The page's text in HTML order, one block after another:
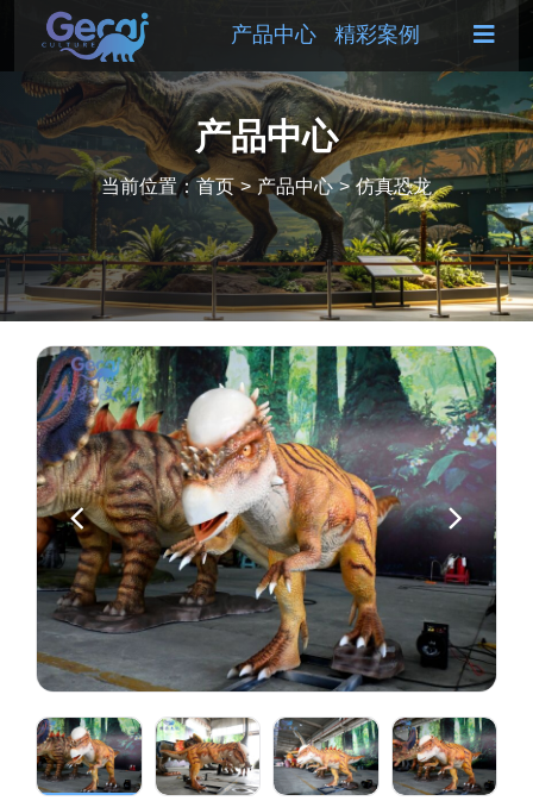
产品中心 精彩案例
产品中心
当前位置：首页 > 产品中心 > 仿真恐龙